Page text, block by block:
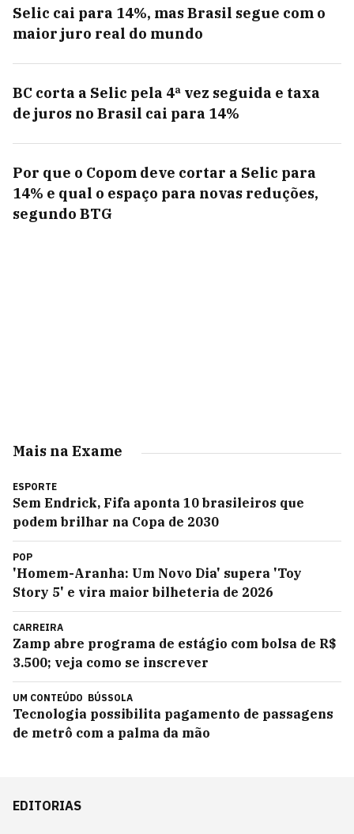
Selic cai para 14%, mas Brasil segue com o
maior juro real do mundo
BC corta a Selic pela 4ª vez seguida e taxa
de juros no Brasil cai para 14%
Por que o Copom deve cortar a Selic para
14% e qual o espaço para novas reduções,
segundo BTG
Mais na Exame
ESPORTE
Sem Endrick, Fifa aponta 10 brasileiros que
podem brilhar na Copa de 2030
POP
'Homem-Aranha: Um Novo Dia' supera 'Toy
Story 5' e vira maior bilheteria de 2026
CARREIRA
Zamp abre programa de estágio com bolsa de R$
3.500; veja como se inscrever
UM CONTEÚDO BÚSSOLA
Tecnologia possibilita pagamento de passagens
de metrô com a palma da mão
EDITORIAS